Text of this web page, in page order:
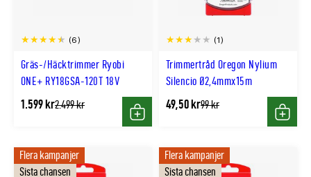
Gräs-/Häcktrimmer Ryobi
ONE+ RY18GSA-120T 18V
(6)
1.599 krTidligere
2.499 kr
Köp
Trimmertråd Oregon Nylium
Silencio Ø2,4mmx15m
(1)
49,50 krTidligere
99 kr
Köp
Flera kampanjer
Sista chansen
Flera kampanjer
Sista chansen